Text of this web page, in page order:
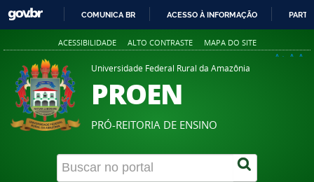
PARA
O
CONTEÚDO
COMUNICA BR ACESSO À INFORMAÇÃO
ACESSIBILIDADE ALTO CONTRASTE MAPA DO SITE
A+ A A-
Universidade Federal Rural da Amazônia
PROEN
PRÓ-REITORIA DE ENSINO